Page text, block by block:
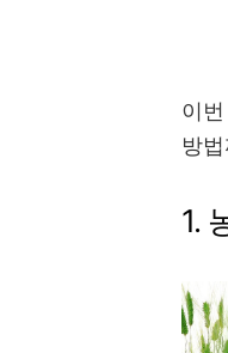
이
방
1.